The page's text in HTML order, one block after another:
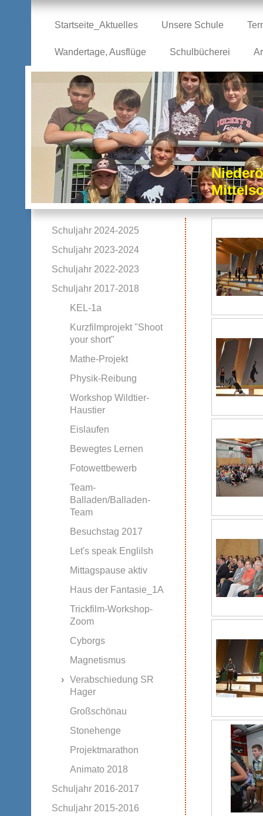
Startseite_Aktuelles Unsere Schule
Wandertage, Ausflüge Schulbücherei
Schuljahr 2024-2025
Schuljahr 2023-2024
Schuljahr 2022-2023
Schuljahr 2017-2018
KEL-1a
Kurzfilmprojekt "Shoot
your short"
Mathe-Projekt
Physik-Reibung
Workshop Wildtier-
Haustier
Eislaufen
Bewegtes Lernen
Fotowettbewerb
Team-
Balladen/Balladen-
Team
Besuchstag 2017
Let's speak Englilsh
Mittagspause aktiv
Haus der Fantasie_1A
Trickfilm-Workshop-
Zoom
Cyborgs
Magnetismus
Verabschiedung SR
Hager
Großschönau
Stonehenge
Projektmarathon
Animato 2018
Schuljahr 2016-2017
Schuljahr 2015-2016